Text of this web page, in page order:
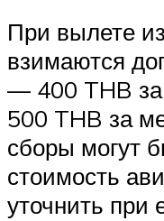
При вылете
взимаются
— 400 THB за
500 THB за
сборы могут
стоимость
уточнить при